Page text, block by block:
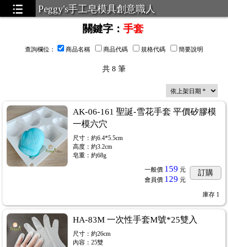
Peggy's手工皂模具創意職人
關鍵字： 手套
查詢欄位 ： 商品名稱 商品代碼 規格代碼 簡要說明
共 8 筆
AK-06-161 聖誕-雪花手套 平價矽膠模
一模六穴
尺寸：約6.4*5.5cm
高度：約3.2cm
皂重：約68g
一般價 159 元
會員價 129 元
訂購
庫存 1
HA-83M 一次性手套M號*25雙入
尺寸：約26cm
內容：25雙